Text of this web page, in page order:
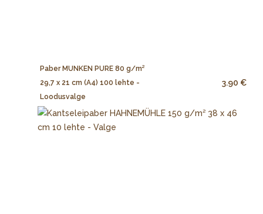
Paber MUNKEN PURE 80 g/m²
29,7 x 21 cm (A4) 100 lehte -
Loodusvalge
3.90 €